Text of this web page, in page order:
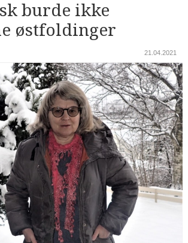
burde ikke
østfoldinger
21.04.2021